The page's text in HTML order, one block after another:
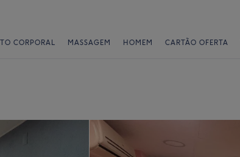
CORPORAL MASSAGEM HOMEM CARTÃO OFERTA